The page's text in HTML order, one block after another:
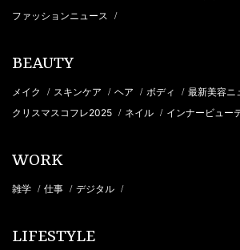
ファッションニュース /
BEAUTY
メイク / スキンケア / ヘア / ボディ / 最新美容ニ
クリスマスコフレ2025 / ネイル / インナービュー
WORK
雑学 / 仕事 / デジタル /
LIFESTYLE